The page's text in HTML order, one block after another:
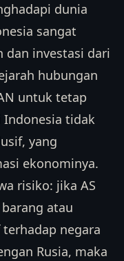
dunia
sangat
dan investasi dari
hubungan
untuk tetap
Indonesia tidak
yang
ekonominya.
risiko: jika AS
atau
negara
Rusia, maka